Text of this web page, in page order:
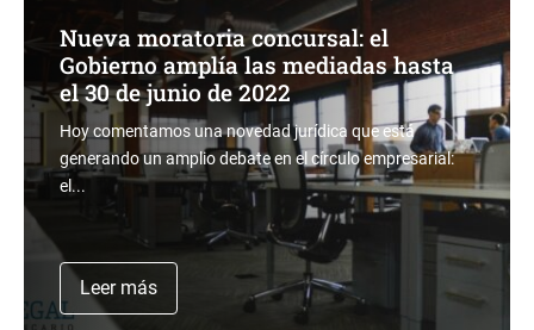
Nueva moratoria concursal: el
Gobierno amplía las mediadas hasta
el 30 de junio de 2022
Hoy comentamos una novedad jurídica que está
generando un amplio debate en el círculo empresarial:
el...
Leer más